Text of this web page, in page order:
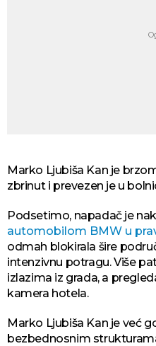
Marko Ljubiša Kan je
zbrinut i prevezen je u
Podsetimo, napadač je
automobilom BMW u
odmah blokirala šire
intenzivnu potragu. Više
izlazima iz grada, a
kamera hotela.
Marko Ljubiša Kan je već
bezbednosnim